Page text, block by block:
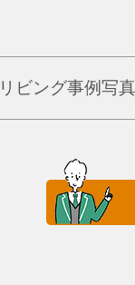
リビング事例写